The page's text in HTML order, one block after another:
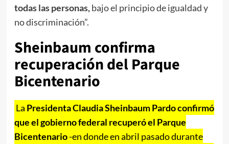
todas las personas,bajo el principio de igualdad y
no discriminación”.
Sheinbaum confirma
recuperación del Parque
Bicentenario
La Presidenta Claudia Sheinbaum Pardo confirmó
que el gobierno federal recuperó el Parque
Bicentenario-en donde en abril pasado durante